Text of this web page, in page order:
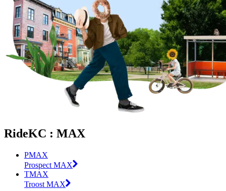
RideKC : MAX
PMAX
Prospect MAX
TMAX
Troost MAX